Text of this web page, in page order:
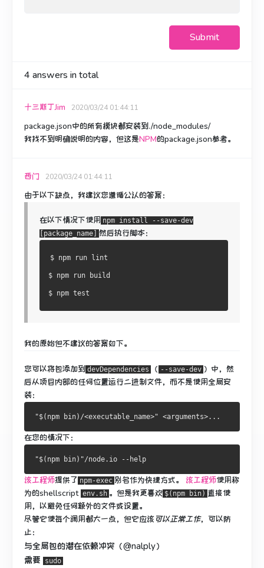
Submit
4 answers in total
十三斯丁Jim 2020/03/24 01:44:11
package.json中的所有模块都安装到./node_modules/
我找不到明确说明的内容，但这是NPM的package.json参考。
西门 2020/03/24 01:44:11
由于以下缺点，我建议您遵循公认的答案：
在以下情况下使用 npm install --save-dev
[package_name]
然后执行脚本：
$ npm run lint
$ npm run build
$ npm test
我的原始但不建议的答案如下。
您可以将包添加到 devDependencies （ --save-dev ）中，然
后从项目内部的任何位置运行二进制文件， 而不是使用全局安
装：
在您的情况下：
该工程师提供了 npm-exec 别名作为快捷方式。 该工程师使用称
为的shellscript env.sh 。 但是我更喜欢 $(npm bin) 直接使
用，以避免任何额外的文件或设置。
尽管它使每个调用都大一点，但它应该可以正常工作，可以防
止：
与全局包的潜在依赖冲突（@nalply）
需要
sudo